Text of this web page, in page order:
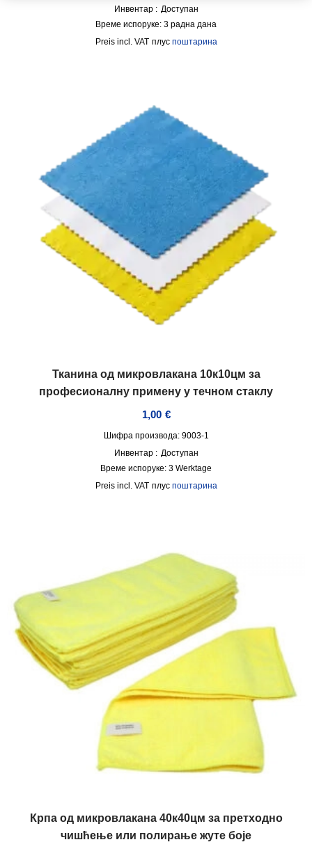
Инвентар : Доступан
Време испоруке: 3 радна дана
incl. VAT плус поштарина
Тканина од микровлакана 10к10цм за
професионалну примену у течном стаклу
1,00 €
Шифра производа: 9003-1
Инвентар : Доступан
Време испоруке: 3 Werktage
incl. VAT плус поштарина
Крпа од микровлакана 40к40цм за претходно
чишћење или полирање жуте боје